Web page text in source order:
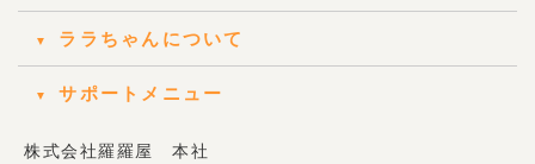
ララちゃんについて
サポートメニュー
株式会社羅羅屋 本社